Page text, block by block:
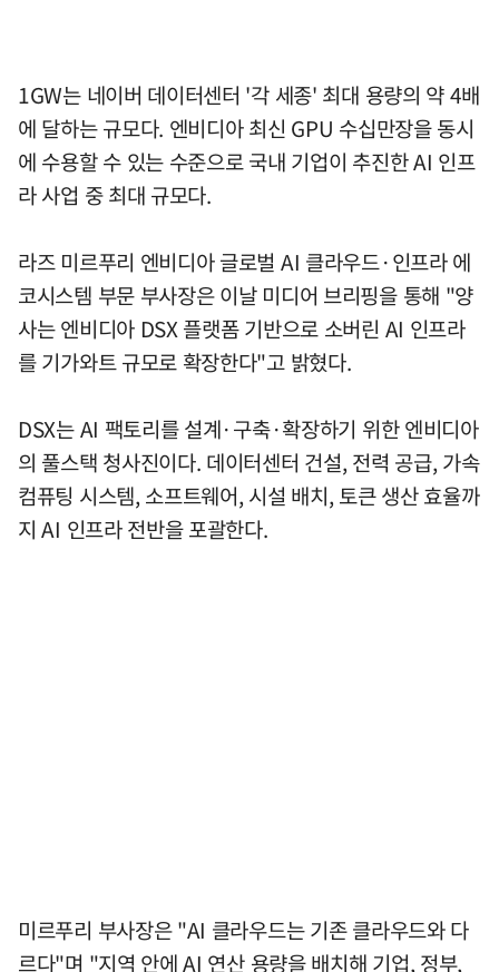
1GW는 네이버 데이터센터 '각 세종' 최대 용량의 약 4배
에 달하는 규모다. 엔비디아 최신 GPU 수십만장을 동시
에 수용할 수 있는 수준으로 국내 기업이 추진한 AI 인프
라 사업 중 최대 규모다.
라즈 미르푸리 엔비디아 글로벌 AI 클라우드·인프라 에
코시스템 부문 부사장은 이날 미디어 브리핑을 통해 "양
사는 엔비디아 DSX 플랫폼 기반으로 소버린 AI 인프라
를 기가와트 규모로 확장한다"고 밝혔다.
DSX는 AI 팩토리를 설계·구축·확장하기 위한 엔비디아
의 풀스택 청사진이다. 데이터센터 건설, 전력 공급, 가속
컴퓨팅 시스템, 소프트웨어, 시설 배치, 토큰 생산 효율까
지 AI 인프라 전반을 포괄한다.
미르푸리 부사장은 "AI 클라우드는 기존 클라우드와 다
르다"며 "지역 안에 AI 연산 용량을 배치해 기업, 정부,